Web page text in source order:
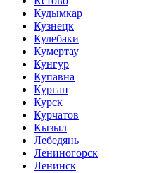
Кудымкар
Кузнецк
Кулебаки
Кумертау
Кунгур
Купавна
Курган
Курск
Курчатов
Кызыл
Лебедянь
Лениногорск
Ленинск